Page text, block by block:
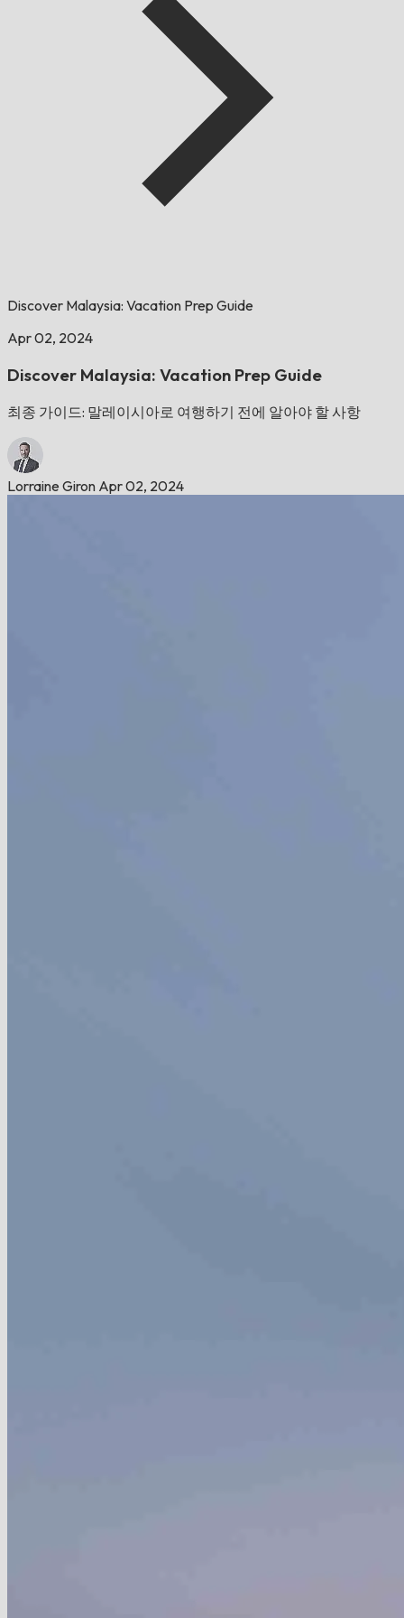
Discover Malaysia: Vacation Prep Guide
Apr 02, 2024
Discover Malaysia: Vacation Prep Guide
최종 가이드: 말레이시아로 여행하기 전에 알아야 할 사항
Lorraine Giron Apr 02, 2024